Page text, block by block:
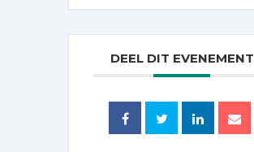
DEEL DIT EVENEMENT